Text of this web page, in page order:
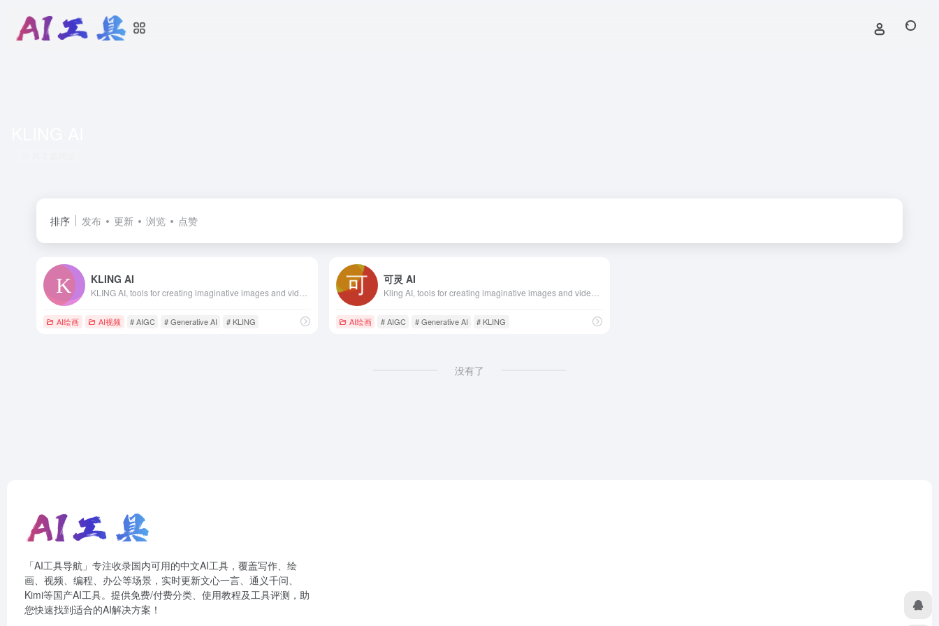
排序 发布 更新 浏览 点赞
KLING AI
AI绘画 AI视频 # AIGC # Generative AI # KLING
可灵 AI
AI绘画 # AIGC # Generative AI # KLING
没有了
「AI工具导航」专注收录国内可用的中文AI工具，覆盖写作、绘
画、视频、编程、办公等场景，实时更新文心一言、通义千问、
Kimi等国产AI工具。提供免费/付费分类、使用教程及工具评测，助
您快速找到适合的AI解决方案！